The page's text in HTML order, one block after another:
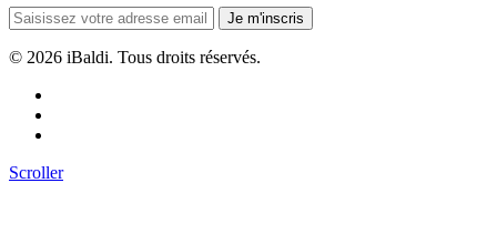
Je m'inscris
© 2026 iBaldi. Tous droits réservés.
Scroller